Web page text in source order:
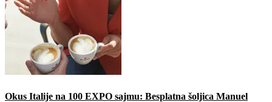
Okus Italije na 100 EXPO sajmu: Besplatna šoljica Manuel